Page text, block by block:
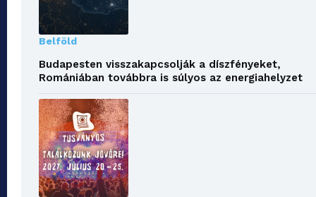
Belföld
Budapesten visszakapcsolják a díszfényeket,
Romániában továbbra is súlyos az energiahelyzet